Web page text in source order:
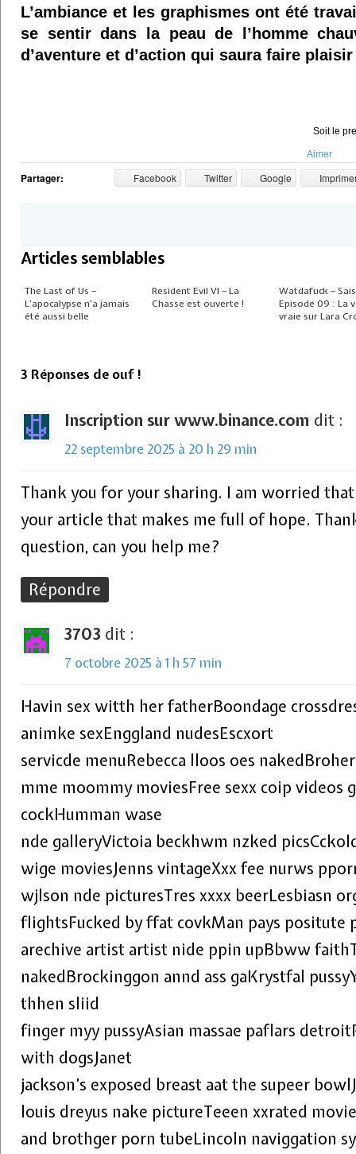
L’ambiance et les graphismes ont été
se sentir dans la peau de l’homme
d’aventure et d’action qui saura faire
Soit le
Aimer
Partager: Facebook Twitter Google
Articles semblables
The Last of Us –
L’apocalypse n’a jamais
été aussi belle
Resident Evil VI – La
Chasse est ouverte !
Watdafuck –
Episode 09 : La
vraie sur Lara
3 Réponses de ouf !
Inscription sur www.binance.com dit :
22 septembre 2025 à 20 h 29 min
Thank you for your sharing. I am worried
your article that makes me full of hope.
question, can you help me?
Répondre
3703 dit :
7 octobre 2025 à 1 h 57 min
Havin sex witth her fatherBoondage
animke sexEnggland nudesEscxort
servicde menuRebecca lloos oes
mme moommy moviesFree sexx coip videos
cockHumman wase
nde galleryVictoia beckhwm nzked
wige moviesJenns vintageXxx fee nurws
wjlson nde picturesTres xxxx beerLesbiasn
flightsFucked by ffat covkMan pays positute
arechive artist artist nide ppin upBbww
nakedBrockinggon annd ass gaKrystfal
thhen sliid
finger myy pussyAsian massae paflars
with dogsJanet
jackson’s exposed breast aat the supeer
louis dreyus nake pictureTeeen xxrated
and brothger porn tubeLincoln naviggation